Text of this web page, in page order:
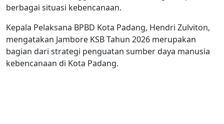
berbagai situasi kebencanaan.
Kepala Pelaksana BPBD Kota Padang, Hendri Zulviton,
mengatakan Jambore KSB Tahun 2026 merupakan
bagian dari strategi penguatan sumber daya manusia
kebencanaan di Kota Padang.